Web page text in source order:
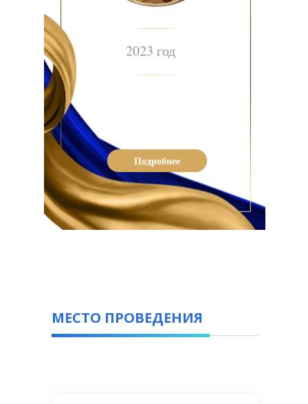
Подробнее
социальной значимости ...
2023 год
МЕСТО ПРОВЕДЕНИЯ
МЕСТА ПИТАНИЯ